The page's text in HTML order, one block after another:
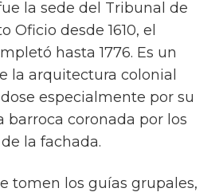
la sede del Tribunal de
Oficio desde 1610, el
hasta 1776. Es un
la arquitectura colonial
especialmente por su
barroca coronada por los
la fachada.
tomen los guías grupales,